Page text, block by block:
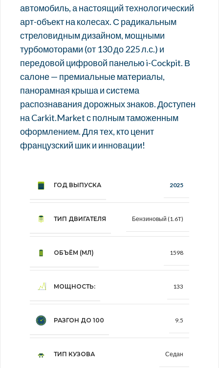
автомобиль, а настоящий технологический
арт-объект на колесах. С радикальным
стреловидным дизайном, мощными
турбомоторами (от 130 до 225 л.с.) и
передовой цифровой панелью i-Cockpit. В
салоне — премиальные материалы,
панорамная крыша и система
распознавания дорожных знаков. Доступен
на Carkit.Market с полным таможенным
оформлением. Для тех, кто ценит
французский шик и инновации!
ГОД ВЫПУСКА 2025
ТИП ДВИГАТЕЛЯ Бензиновый (1.6T)
ОБЪЁМ (МЛ) 1598
МОЩНОСТЬ: 133
РАЗГОН ДО 100 9.5
ТИП КУЗОВА Седан